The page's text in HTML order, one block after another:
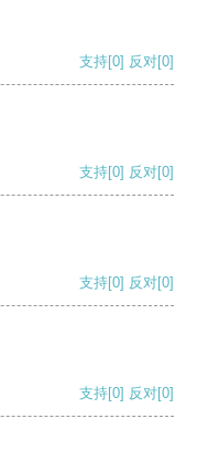
支持[0] 反对[0]
支持[0] 反对[0]
支持[0] 反对[0]
支持[0] 反对[0]